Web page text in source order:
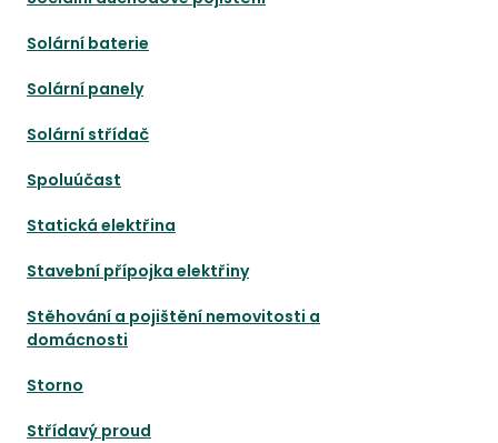
Solární baterie
Solární panely
Solární střídač
Spoluúčast
Statická elektřina
Stavební přípojka elektřiny
Stěhování a pojištění nemovitosti a
domácnosti
Storno
Střídavý proud